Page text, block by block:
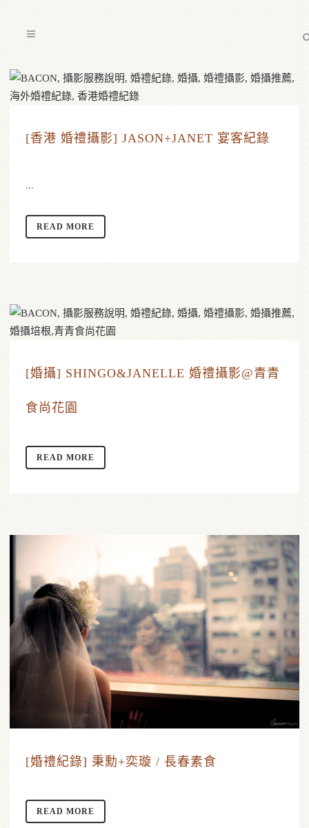
[香港 婚禮攝影] JASON+JANET 宴客紀錄
...
READ MORE
[婚攝] SHINGO&JANELLE 婚禮攝影@青青
食尚花園
READ MORE
[婚禮紀錄] 秉勳+奕璇 / 長春素食
READ MORE